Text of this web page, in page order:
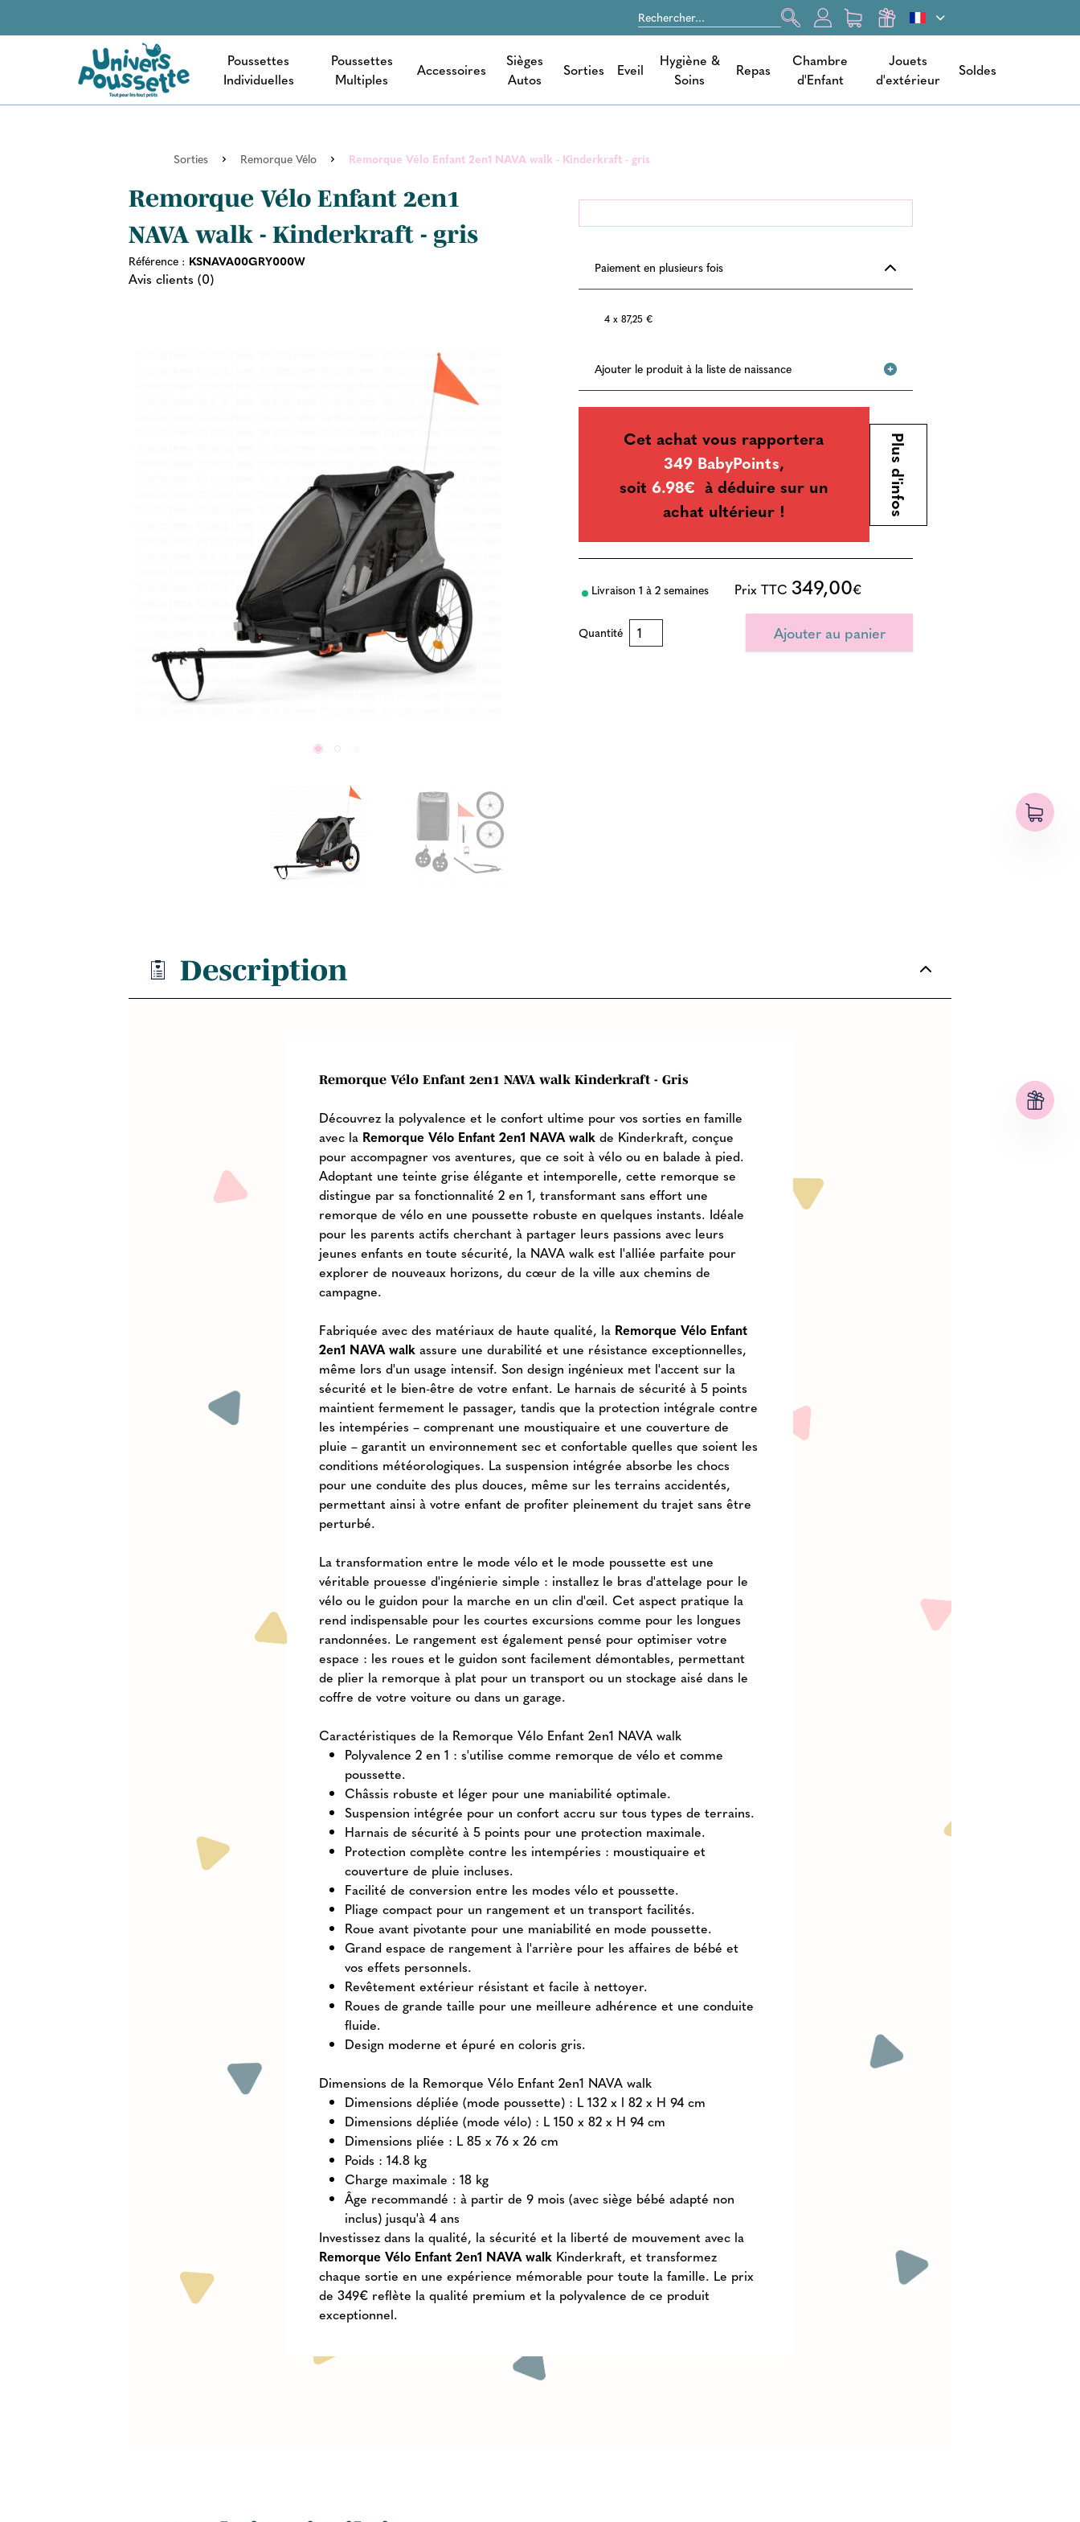
Poussettes
Individuelles
Poussettes
Multiples
Accessoires
Sièges
Autos
Sorties Eveil
Hygiène &
Soins
Repas
Chambre
d'Enfant
Jouets
d'extérieur
Soldes
Sorties Remorque Vélo Remorque Vélo Enfant 2en1 NAVA walk - Kinderkraft - gris
Remorque Vélo Enfant 2en1
NAVA walk - Kinderkraft - gris
Référence : KSNAVA00GRY000W
Avis clients (0)
Paiement en plusieurs fois
4 x 87,25 €
Ajouter le produit à la liste de naissance
Cet achat vous rapportera
349 BabyPoints,
soit 6.98€ à déduire sur un
achat ultérieur !
Plus d'infos
Livraison 1 à 2 semaines Prix TTC 349,00€
Quantité
Description
Remorque Vélo Enfant 2en1 NAVA walk Kinderkraft - Gris
Découvrez la polyvalence et le confort ultime pour vos sorties en famille
avec la Remorque Vélo Enfant 2en1 NAVA walk de Kinderkraft, conçue
pour accompagner vos aventures, que ce soit à vélo ou en balade à pied.
Adoptant une teinte grise élégante et intemporelle, cette remorque se
distingue par sa fonctionnalité 2 en 1, transformant sans effort une
remorque de vélo en une poussette robuste en quelques instants. Idéale
pour les parents actifs cherchant à partager leurs passions avec leurs
jeunes enfants en toute sécurité, la NAVA walk est l'alliée parfaite pour
explorer de nouveaux horizons, du cœur de la ville aux chemins de
campagne.
Fabriquée avec des matériaux de haute qualité, la Remorque Vélo Enfant
2en1 NAVA walk assure une durabilité et une résistance exceptionnelles,
même lors d'un usage intensif. Son design ingénieux met l'accent sur la
sécurité et le bien-être de votre enfant. Le harnais de sécurité à 5 points
maintient fermement le passager, tandis que la protection intégrale contre
les intempéries – comprenant une moustiquaire et une couverture de
pluie – garantit un environnement sec et confortable quelles que soient les
conditions météorologiques. La suspension intégrée absorbe les chocs
pour une conduite des plus douces, même sur les terrains accidentés,
permettant ainsi à votre enfant de profiter pleinement du trajet sans être
perturbé.
La transformation entre le mode vélo et le mode poussette est une
véritable prouesse d'ingénierie simple : installez le bras d'attelage pour le
vélo ou le guidon pour la marche en un clin d'œil. Cet aspect pratique la
rend indispensable pour les courtes excursions comme pour les longues
randonnées. Le rangement est également pensé pour optimiser votre
espace : les roues et le guidon sont facilement démontables, permettant
de plier la remorque à plat pour un transport ou un stockage aisé dans le
coffre de votre voiture ou dans un garage.
Caractéristiques de la Remorque Vélo Enfant 2en1 NAVA walk
Polyvalence 2 en 1 : s'utilise comme remorque de vélo et comme
poussette.
Châssis robuste et léger pour une maniabilité optimale.
Suspension intégrée pour un confort accru sur tous types de terrains.
Harnais de sécurité à 5 points pour une protection maximale.
Protection complète contre les intempéries : moustiquaire et
couverture de pluie incluses.
Facilité de conversion entre les modes vélo et poussette.
Pliage compact pour un rangement et un transport facilités.
Roue avant pivotante pour une maniabilité en mode poussette.
Grand espace de rangement à l'arrière pour les affaires de bébé et
vos effets personnels.
Revêtement extérieur résistant et facile à nettoyer.
Roues de grande taille pour une meilleure adhérence et une conduite
fluide.
Design moderne et épuré en coloris gris.
Dimensions de la Remorque Vélo Enfant 2en1 NAVA walk
Dimensions dépliée (mode poussette) : L 132 x l 82 x H 94 cm
Dimensions dépliée (mode vélo) : L 150 x 82 x H 94 cm
Dimensions pliée : L 85 x 76 x 26 cm
Poids : 14.8 kg
Charge maximale : 18 kg
Âge recommandé : à partir de 9 mois (avec siège bébé adapté non
inclus) jusqu'à 4 ans
Investissez dans la qualité, la sécurité et la liberté de mouvement avec la
Remorque Vélo Enfant 2en1 NAVA walk Kinderkraft, et transformez
chaque sortie en une expérience mémorable pour toute la famille. Le prix
de 349€ reflète la qualité premium et la polyvalence de ce produit
exceptionnel.